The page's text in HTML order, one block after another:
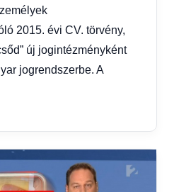
Hírek,
Hírek
kézből,
Hitel
2015. évi CV. törvény,
új jogintézményként
jogrendszerbe. A